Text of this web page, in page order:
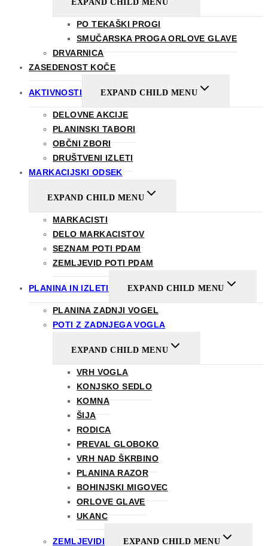
EXPAND CHILD MENU
PO TEKAŠKI PROGI
SMUČARSKA PROGA ORLOVE GLAVE
DRVARNICA
ZASEDENOST KOČE
AKTIVNOSTI EXPAND CHILD MENU
DELOVNE AKCIJE
PLANINSKI TABORI
OBČNI ZBORI
DRUŠTVENI IZLETI
MARKACIJSKI ODSEK
EXPAND CHILD MENU
MARKACISTI
DELO MARKACISTOV
SEZNAM POTI PDAM
ZEMLJEVID POTI PDAM
PLANINA IN IZLETI EXPAND CHILD MENU
PLANINA ZADNJI VOGEL
POTI Z ZADNJEGA VOGLA
EXPAND CHILD MENU
VRH VOGLA
KONJSKO SEDLO
KOMNA
ŠIJA
RODICA
PREVAL GLOBOKO
VRH NAD ŠKRBINO
PLANINA RAZOR
BOHINJSKI MIGOVEC
ORLOVE GLAVE
UKANC
ZEMLJEVIDI EXPAND CHILD MENU